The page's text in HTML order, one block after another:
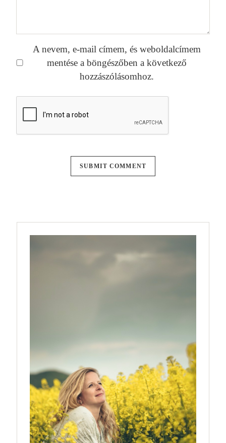
A nevem, e-mail címem, és weboldalcímem
mentése a böngészőben a következő
hozzászólásomhoz.